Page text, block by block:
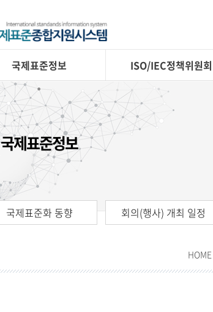
국제표준정보 ISO/IEC정책위원회
국제표준정보
국제표준화 동향 회의(행사) 개최 일정
HOME